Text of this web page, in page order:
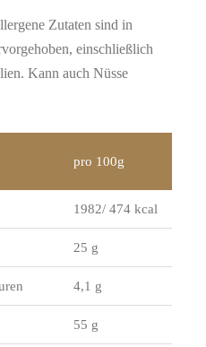
Zutaten sind in
einschließlich
Kann auch Nüsse
pro 100g
1982/ 474 kcal
25 g
4,1 g
55 g